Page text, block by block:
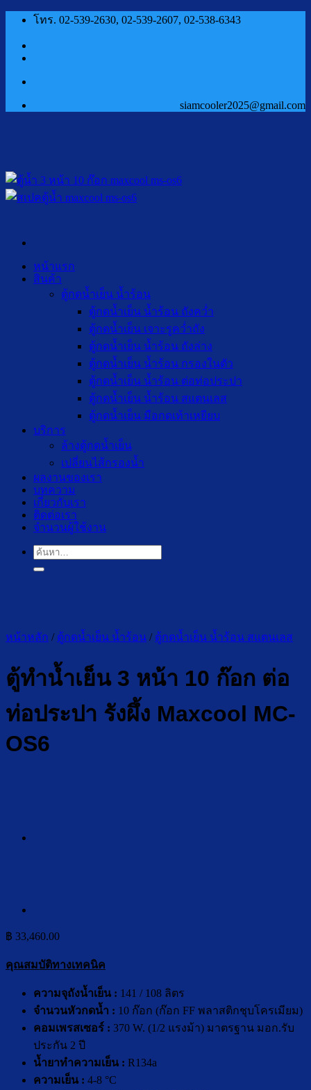
ข้าม
โทร. 02-539-2630, 02-539-2607, 02-538-6343
siamcooler2025@gmail.com
หน้าแรก
สินค้า
ตู้กดน้ำเย็น น้ำร้อน
ตู้กดน้ำเย็น น้ำร้อน ถังคว่ำ
ตู้กดน้ำเย็น เจาะรูคว่ำถัง
ตู้กดน้ำเย็น น้ำร้อน ถังล่าง
ตู้กดน้ำเย็น น้ำร้อน กรองในตัว
ตู้กดน้ำเย็น น้ำร้อน ต่อท่อประปา
ตู้กดน้ำเย็น น้ำร้อน สแตนเลส
ตู้กดน้ำเย็น มือกดเท้าเหยียบ
บริการ
ล้างตู้กดน้ำเย็น
เปลี่ยนไส้กรองน้ำ
ผลงานของเรา
บทความ
เกี่ยวกับเรา
ติดต่อเรา
จำนวนผู้ใช้งาน
ค้นหา:
หน้าหลัก / ตู้กดน้ำเย็น น้ำร้อน / ตู้กดน้ำเย็น น้ำร้อน สแตนเลส
ตู้ทำน้ำเย็น 3 หน้า 10 ก๊อก ต่อ
ท่อประปา รังผึ้ง Maxcool MC-
OS6
฿ 33,460.00
คุณสมบัติทางเทคนิค
ความจุถังน้ำเย็น : 141 / 108 ลิตร
จำนวนหัวกดน้ำ : 10 ก๊อก (ก๊อก FF พลาสติกชุบโครเมียม)
คอมเพรสเซอร์ : 370 W. (1/2 แรงม้า) มาตรฐาน มอก.รับ
ประกัน 2 ปี
น้ำยาทำความเย็น : R134a
ความเย็น : 4-8 °C